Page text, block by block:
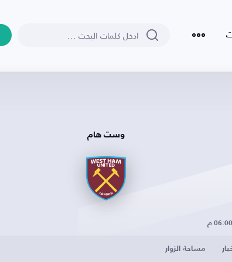
وست هام
مساحة الزوار